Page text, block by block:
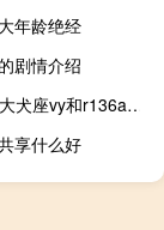
年龄绝经
剧情介绍
盾牌座uy和大犬座vy和r136a1和海山二撞击图片
享什么好